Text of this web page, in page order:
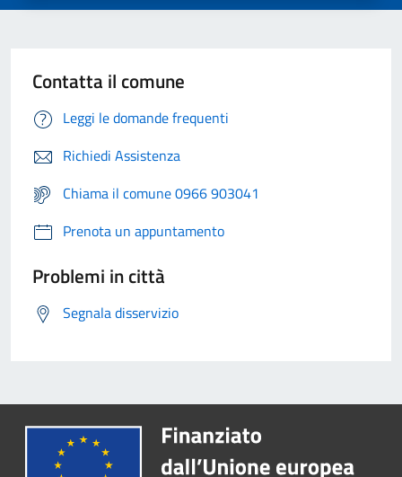
Contatta il comune
Leggi le domande frequenti
Richiedi Assistenza
Chiama il comune 0966 903041
Prenota un appuntamento
Problemi in città
Segnala disservizio